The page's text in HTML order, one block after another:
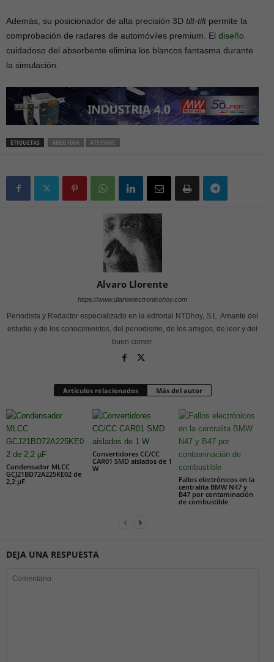
Además, su posicionador de alta precisión 3D tilt-tilt permite la
comprobación de radares de automóviles premium. El diseño
cuidadoso del absorbente elimina los blancos fantasma durante
la simulación.
ETIQUETAS AREG100A ATS1500C
Alvaro Llorente
https://www.diarioelectronicohoy.com
Periodista y Redactor especializado en la editorial NTDhoy, S.L. Amante del
estudio y de los conocimientos, del periodismo, de los amigos, de leer y del
buen comer.
Artículos relacionados Más del autor
Condensador MLCC
GCJ21BD72A225KE02 de
2,2 µF
Convertidores CC/CC
CAR01 SMD aislados de 1
W
Fallos electrónicos en la
centralita BMW N47 y
B47 por contaminación
de combustible
DEJA UNA RESPUESTA